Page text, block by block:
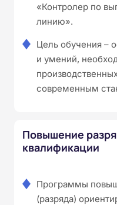
«Контролер по
линию».
Цель обучения –
и умений,
современным
Повышение
квалификации
Программы
(разряда)